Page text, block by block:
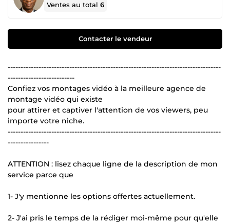
Ventes au total6
Contacter le vendeur
-----------------------------------------------------------------------------------
--------------------------
Confiez vos montages vidéo à la meilleure agence de
montage vidéo qui existe
pour attirer et captiver l'attention de vos viewers, peu
importe votre niche.
-----------------------------------------------------------------------------------
----------------
ATTENTION : lisez chaque ligne de la description de mon
service parce que
1- J'y mentionne les options offertes actuellement.
2- J'ai pris le temps de la rédiger moi-même pour qu'elle